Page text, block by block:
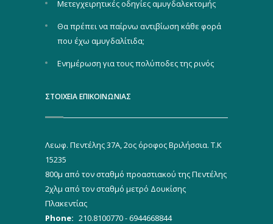
Μετεγχειρητικές οδηγίες αμυγδαλεκτομής
Θα πρέπει να παίρνω αντιβίωση κάθε φορά
που έχω αμυγδαλίτιδα;
Ενημέρωση για τους πολύποδες της ρινός
ΣΤΟΙΧΕΙΑ ΕΠΙΚΟΙΝΩΝΙΑΣ
Λεωφ. Πεντέλης 37Α, 2ος όροφος Βριλήσσια. Τ.Κ
15235
800μ από τον σταθμό προαστιακού της Πεντέλης
2χλμ από τον σταθμό μετρό Δουκίσης
Πλακεντίας
Phone: 210.8100770 - 6944668844